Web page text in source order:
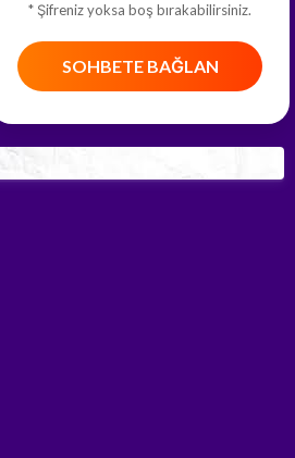
* Şifreniz yoksa boş bırakabilirsiniz.
SOHBETE BAĞLAN